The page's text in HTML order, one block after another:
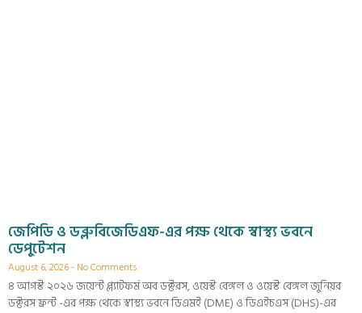
জেপিডি ও ডব্লুবিজেডিএফ-এর পক্ষ থেকে স্বাস্থ্য ভবনে
ডেপুটেশন
August 6, 2026 No Comments
৪ আগস্ট ২০২৬ জয়েন্ট প্ল্যাটফর্ম অব ডক্টরস, ওয়েস্ট বেঙ্গল ও ওয়েস্ট বেঙ্গল জুনিয়র
ডক্টরস ফ্রন্ট -এর পক্ষ থেকে স্বাস্থ্য ভবনে ডিএমই (DME) ও ডিএইচএস (DHS)-এর